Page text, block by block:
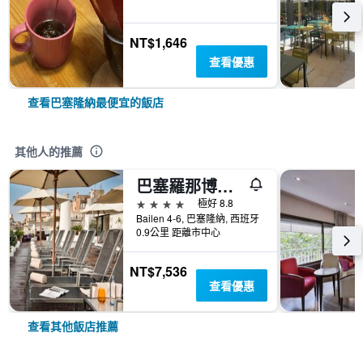
NT$1,646
查看優惠
查看巴塞隆納最便宜的飯店
其他人的推薦
巴塞羅那博迪姆nh酒店
4星級
極好 8.8
Bailen 4-6, 巴塞隆納, 西班牙
0.9公里 距離市中心
NT$7,536
查看優惠
查看其他飯店推薦